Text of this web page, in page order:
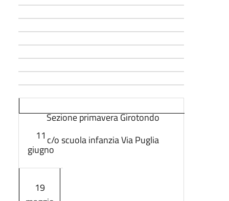
Sezione primavera Girotondo
c/o scuola infanzia Via Puglia
11
giugno
19